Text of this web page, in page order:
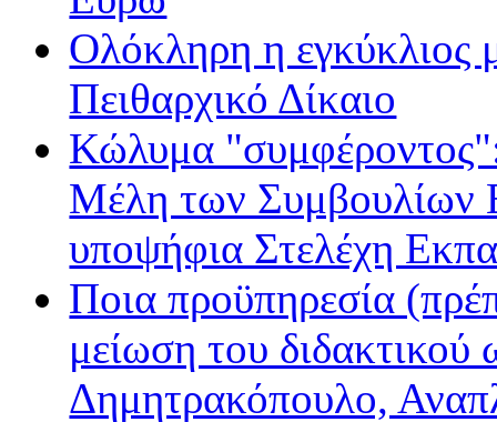
Ολόκληρη η εγκύκλιος
Πειθαρχικό Δίκαιο
Κώλυμα "συμφέροντος":
Μέλη των Συμβουλίων
υποψήφια Στελέχη
Ποια προϋπηρεσία
μείωση του
Δημητρακόπουλο,